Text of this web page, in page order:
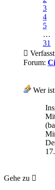
3
4
5
…
31
Forum:
Wer
Gehe zu